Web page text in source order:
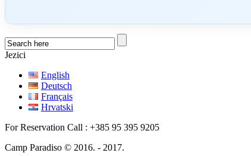
Jezici
English
Deutsch
Français
Hrvatski
For Reservation Call : +385 95 395 9205
Camp Paradiso © 2016. - 2017.